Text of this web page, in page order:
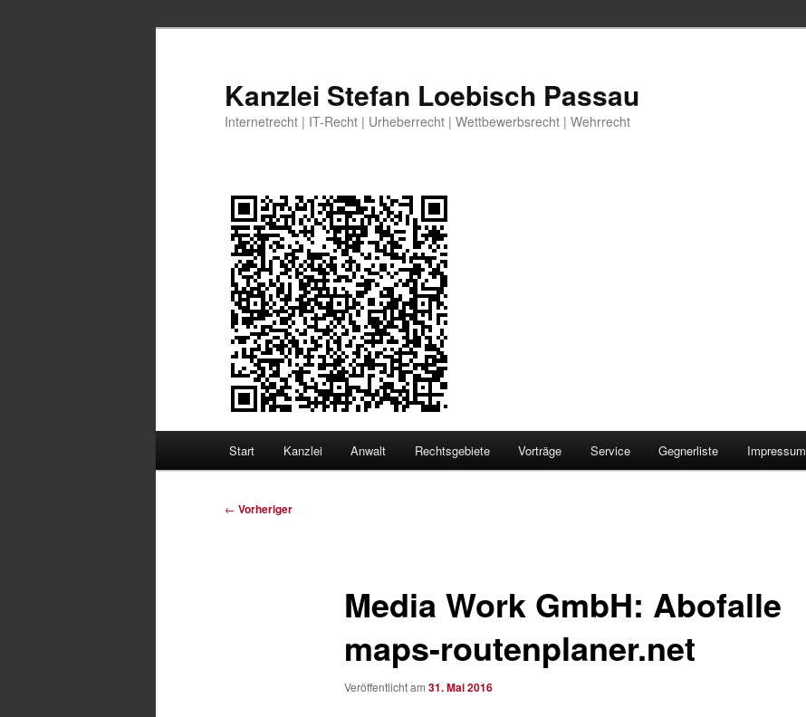
Kanzlei Stefan Loebisch Passau
Internetrecht | IT-Recht | Urheberrecht | Wettbewerbsrecht | Wehrrecht
Start Kanzlei Anwalt Rechtsgebiete Vorträge Service Gegnerliste Impressum
Beitragsnavigation
← Vorheriger
Media Work GmbH: Abofalle
maps-routenplaner.net
Veröffentlicht am 31. Mai 2016